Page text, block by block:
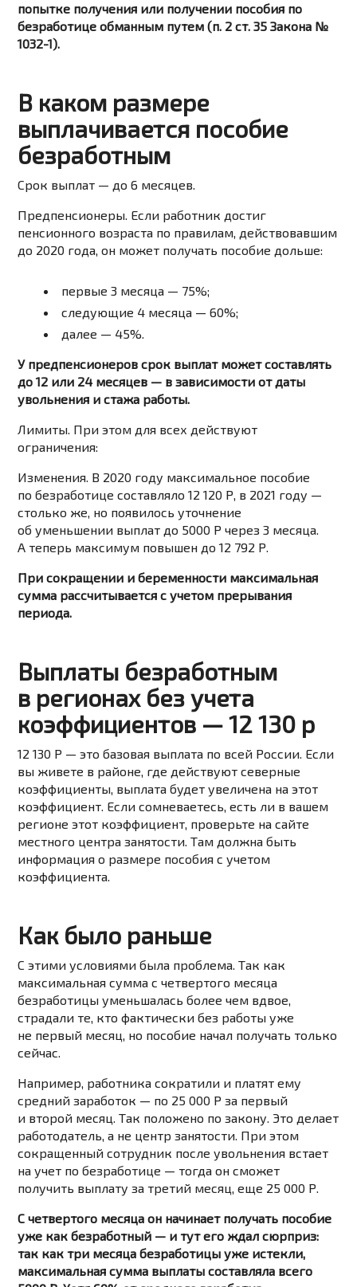
попытке получения или получении пособия по
безработице обманным путем (п. 2 ст. 35 Закона №
1032-1).
В каком размере
выплачивается пособие
безработным
Срок выплат — до 6 месяцев.
Предпенсионеры. Если работник достиг
пенсионного возраста по правилам, действовавшим
до 2020 года, он может получать пособие дольше:
первые 3 месяца — 75%;
следующие 4 месяца — 60%;
далее — 45%.
У предпенсионеров срок выплат может составлять
до 12 или 24 месяцев — в зависимости от даты
увольнения и стажа работы.
Лимиты. При этом для всех действуют
ограничения:
Изменения. В 2020 году максимальное пособие
по безработице составляло 12 120 Р, в 2021 году —
столько же, но появилось уточнение
об уменьшении выплат до 5000 Р через 3 месяца.
А теперь максимум повышен до 12 792 Р.
При сокращении и беременности максимальная
сумма рассчитывается с учетом прерывания
периода.
Выплаты безработным
в регионах без учета
коэффициентов — 12 130 р
12 130 Р — это базовая выплата по всей России. Если
вы живете в районе, где действуют северные
коэффициенты, выплата будет увеличена на этот
коэффициент. Если сомневаетесь, есть ли в вашем
регионе этот коэффициент, проверьте на сайте
местного центра занятости. Там должна быть
информация о размере пособия с учетом
коэффициента.
Как было раньше
С этими условиями была проблема. Так как
максимальная сумма с четвертого месяца
безработицы уменьшалась более чем вдвое,
страдали те, кто фактически без работы уже
не первый месяц, но пособие начал получать только
сейчас.
Например, работника сократили и платят ему
средний заработок — по 25 000 Р за первый
и второй месяц. Так положено по закону. Это делает
работодатель, а не центр занятости. При этом
сокращенный сотрудник после увольнения встает
на учет по безработице — тогда он сможет
получить выплату за третий месяц, еще 25 000 Р.
С четвертого месяца он начинает получать пособие
уже как безработный — и тут его ждал сюрприз:
так как три месяца безработицы уже истекли,
максимальная сумма выплаты составляла всего